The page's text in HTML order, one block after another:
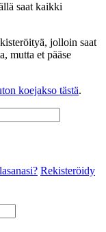
saat kaikki
jolloin saat
mutta et pääse
koejakso tästä.
Rekisteröidy